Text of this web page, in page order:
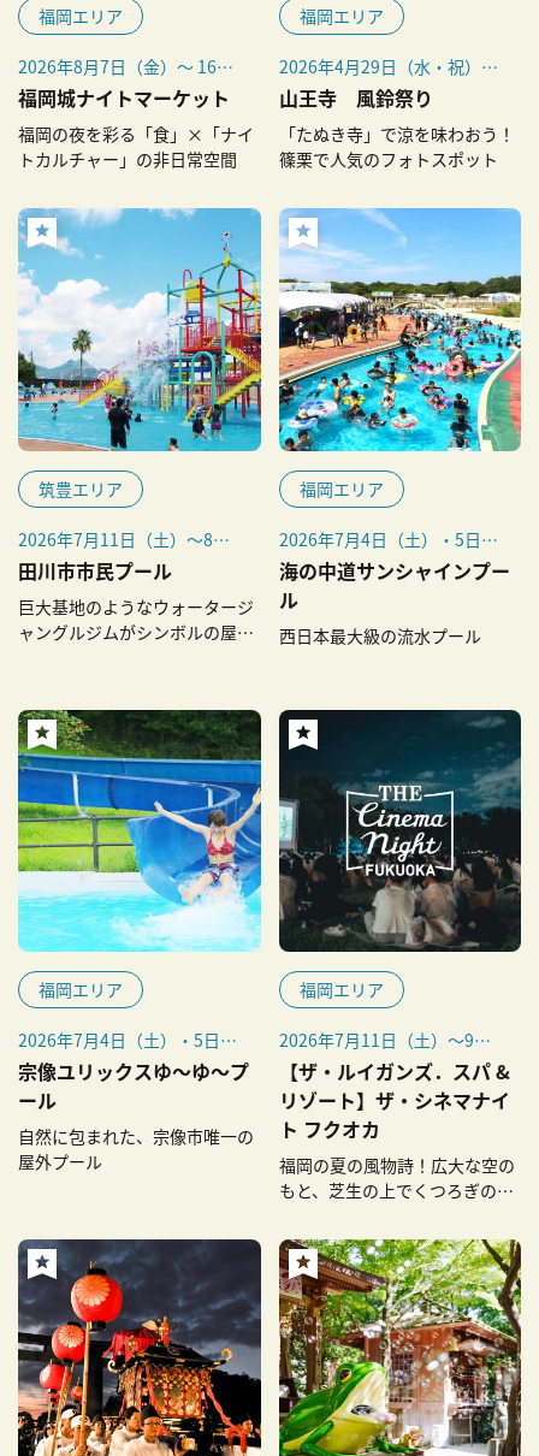
福岡エリア
2026年8月7日（金）〜 16日
（日）
福岡城ナイトマーケット
福岡の夜を彩る「食」×「ナイ
トカルチャー」の非日常空間
福岡エリア
2026年4月29日（水・祝）～
10月4日（日）
山王寺 風鈴祭り
「たぬき寺」で涼を味わおう！
篠栗で人気のフォトスポット
筑豊エリア
2026年7月11日（土）～8月
31日（月）
田川市市民プール
巨大基地のようなウォータージ
ャングルジムがシンボルの屋外
福岡エリア
2026年7月4日（土）・5日
（日）／11日（土）・12日
（日）／7月18日（土）〜20
日（月・祝）／7月22日
（水）～8月27日（木）／29
日（土）・13日（日）／9月
19日（土）〜23日（水・
海の中道サンシャインプー
ル
西日本最大級の流水プール
福岡エリア
2026年7月4日（土）・5日
（日）、7月11日（土）・12
日（日）、7月18日（土）～
8月31日（月）
宗像ユリックスゆ～ゆ～プ
ール
自然に包まれた、宗像市唯一の
屋外プール
福岡エリア
2026年7月11日（土）～9月
30日（水）の水・土曜
※打ち上げ花火：7月11日
（土）～9月16日（水）／天
候により中止の可能性あり。
※打ち上げ花火の後に映画を
上映します。
【ザ・ルイガンズ．スパ &
リゾート】ザ・シネマナイ
ト フクオカ
福岡の夏の風物詩！広大な空の
もと、芝生の上でくつろぎの時